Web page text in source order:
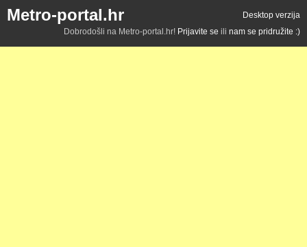
Metro-portal.hr
Desktop verzija
Dobrodošli na Metro-portal.hr! Prijavite se ili nam se pridružite :)